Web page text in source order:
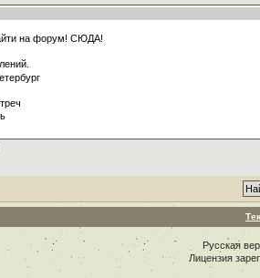
Русская
Лицензия